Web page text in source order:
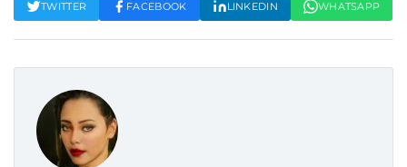
TWITTER FACEBOOK LINKEDIN WHATSAPP